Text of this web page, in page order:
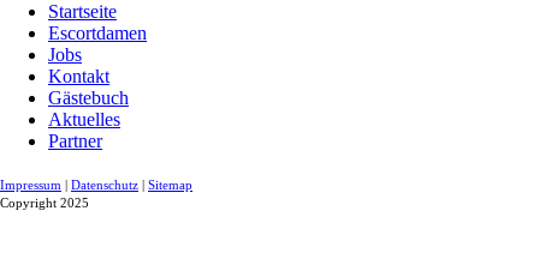
Startseite
Escortdamen
Jobs
Kontakt
Gästebuch
Aktuelles
Partner
Impressum | Datenschutz | Sitemap
Copyright 2025